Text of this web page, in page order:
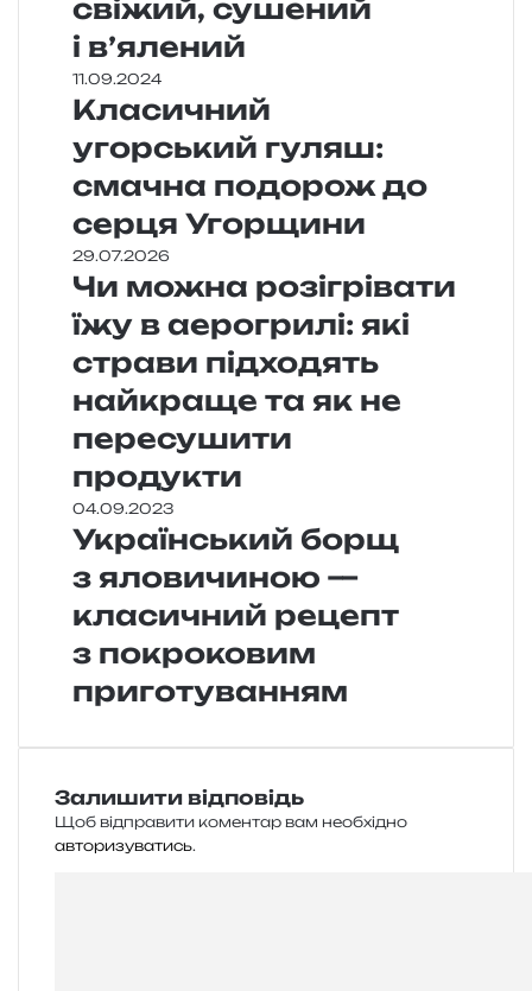
свіжий, сушений
і в’ялений
11.09.2024
Класичний
угорський гуляш:
смачна подорож до
серця Угорщини
29.07.2026
Чи можна розігрівати
їжу в аерогрилі: які
страви підходять
найкраще та як не
пересушити
продукти
04.09.2023
Український борщ
з яловичиною —
класичний рецепт
з покроковим
приготуванням
Залишити відповідь
Щоб відправити коментар вам необхідно
авторизуватись.